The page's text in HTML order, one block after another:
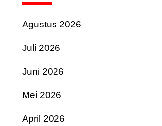
Agustus 2026
Juli 2026
Juni 2026
Mei 2026
April 2026